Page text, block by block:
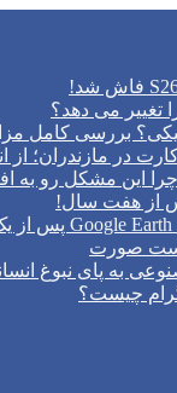
تغییر می‌ دهد؟
بررسی کامل
در مازندران؛
این مشکل رو به
از هفت سال!
صورت
به پای نبوغ
چیست؟